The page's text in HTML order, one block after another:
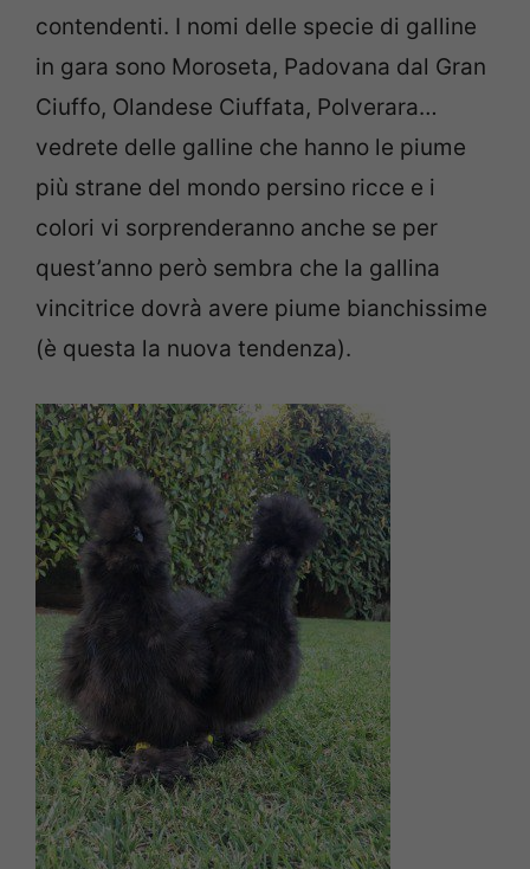
contendenti. I nomi delle specie di galline
in gara sono Moroseta, Padovana dal Gran
Ciuffo, Olandese Ciuffata, Polverara…
vedrete delle galline che hanno le piume
più strane del mondo persino ricce e i
colori vi sorprenderanno anche se per
quest’anno però sembra che la gallina
vincitrice dovrà avere piume bianchissime
(è questa la nuova tendenza).